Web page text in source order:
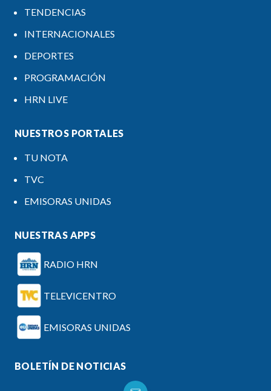
TENDENCIAS
INTERNACIONALES
DEPORTES
PROGRAMACIÓN
HRN LIVE
NUESTROS PORTALES
TU NOTA
TVC
EMISORAS UNIDAS
NUESTRAS APPS
RADIO HRN
TELEVICENTRO
EMISORAS UNIDAS
BOLETÍN DE NOTICIAS